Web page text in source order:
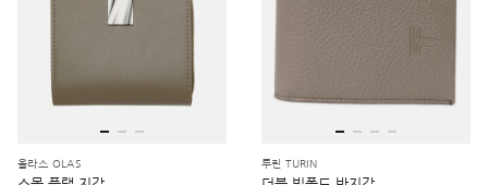
올라스 OLAS 투린 TURIN